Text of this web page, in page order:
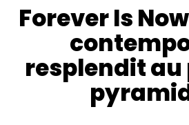
Forever Is
resplendit au